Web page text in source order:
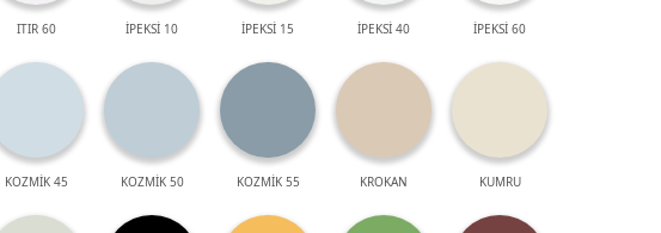
ITIR 60 İPEKSİ 10 İPEKSİ 15 İPEKSİ 40 İPEKSİ 60
KOZMİK 45 KOZMİK 50 KOZMİK 55 KROKAN KUMRU